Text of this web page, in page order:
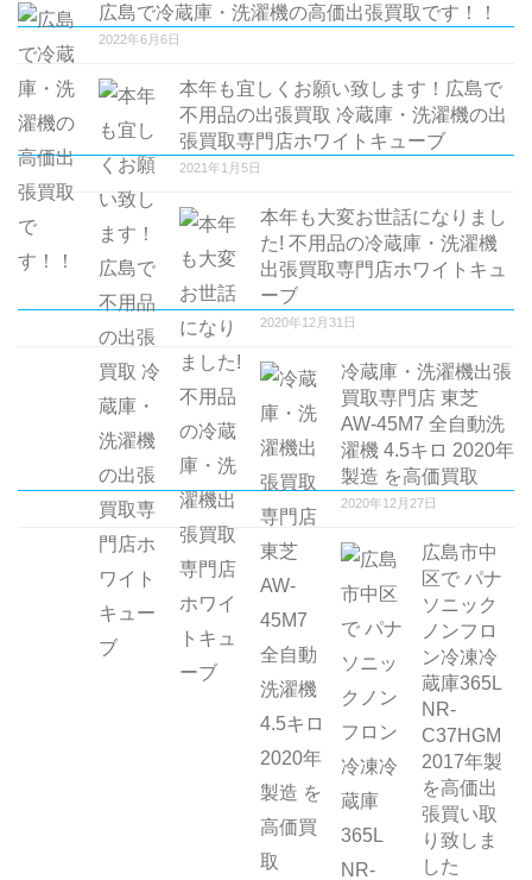
ー
シ
ョ
広島で冷蔵庫・洗濯機の高価出張買取です！！
2022年6月6日
本年も宜しくお願い致します！広島で
不用品の出張買取 冷蔵庫・洗濯機の出
張買取専門店ホワイトキューブ
2021年1月5日
本年も大変お世話になりまし
た! 不用品の冷蔵庫・洗濯機
出張買取専門店ホワイトキュ
ーブ
2020年12月31日
冷蔵庫・洗濯機出張
買取専門店 東芝
AW-45M7 全自動洗
濯機 4.5キロ 2020年
製造 を高価買取
2020年12月27日
広島市中
区で パナ
ソニック
ノンフロ
ン冷凍冷
蔵庫365L
NR-
C37HGM
2017年製
を高価出
張買い取
り致しま
した